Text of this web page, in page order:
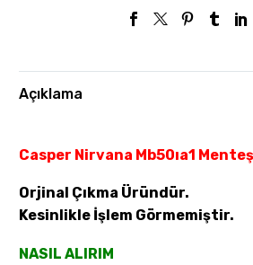
Açıklama
Casper Nirvana Mb50ıa1
Orjinal Çıkma Üründür.
Kesinlikle İşlem Görmemiştir.
NASIL ALIRIM